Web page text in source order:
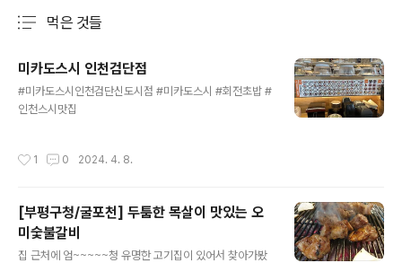
먹은 것들
미카도스시 인천검단점
#미카도스시인천검단신도시점 #미카도스시 #회전초밥 #
인천스시맛집
1 0 2024. 4. 8.
[부평구청/굴포천] 두툼한 목살이 맛있는 오
미숯불갈비
집 근처에 엄~~~~~청 유명한 고기집이 있어서 찾아가봤